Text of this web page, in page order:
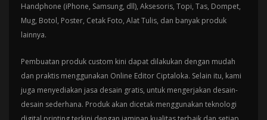
Handphone (iPhone, Samsung, dll), Aksesoris, Topi, Tas, Dompet,
Mug, Botol, Poster, Cetak Foto, Alat Tulis, dan banyak produk
lainnya.
Pembuatan produk custom kini dapat dilakukan dengan mudah
dan praktis menggunakan Online Editor Ciptaloka. Selain itu, kami
juga menyediakan jasa desain gratis, untuk mengerjakan desain-
desain sederhana. Produk akan dicetak menggunakan teknologi